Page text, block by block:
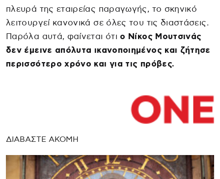
πλευρά της εταιρείας παραγωγής, το σκηνικό
λειτουργεί κανονικά σε όλες του τις διαστάσεις.
Παρόλα αυτά, φαίνεται ότι ο Νίκος Μουτσινάς
δεν έμεινε απόλυτα ικανοποιημένος και ζήτησε
περισσότερο χρόνο και για τις πρόβες.
ΔΙΑΒΑΣΤΕ ΑΚΟΜΗ